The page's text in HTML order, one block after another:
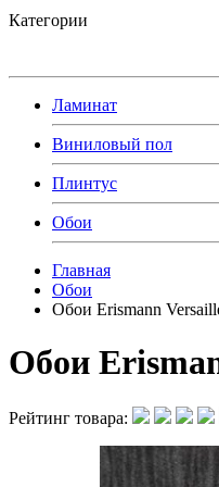
Категории
Ламинат
Виниловый пол
Плинтус
Обои
Главная
Обои
Обои Erismann
Обои
Рейтинг товара: